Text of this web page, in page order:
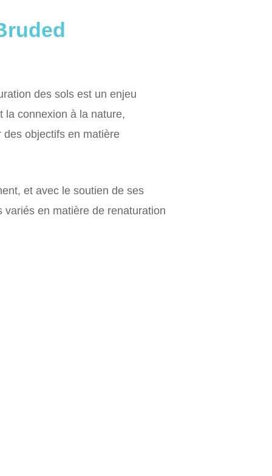
des sols est un enjeu
la connexion à la nature,
objectifs en matière
et avec le soutien de ses
en matière de renaturation